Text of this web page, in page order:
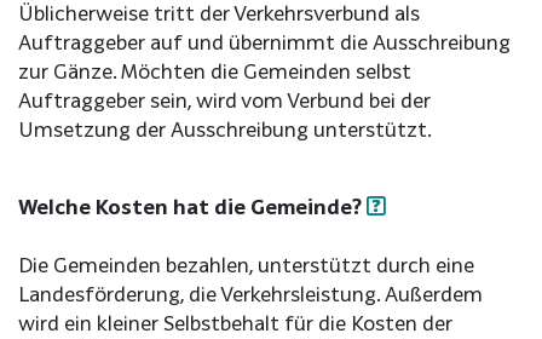
Üblicherweise tritt der Verkehrsverbund als
Auftraggeber auf und übernimmt die Ausschreibung
zur Gänze. Möchten die Gemeinden selbst
Auftraggeber sein, wird vom Verbund bei der
Umsetzung der Ausschreibung unterstützt.
Welche Kosten hat die Gemeinde?
Die Gemeinden bezahlen, unterstützt durch eine
Landesförderung, die Verkehrsleistung. Außerdem
wird ein kleiner Selbstbehalt für die Kosten der